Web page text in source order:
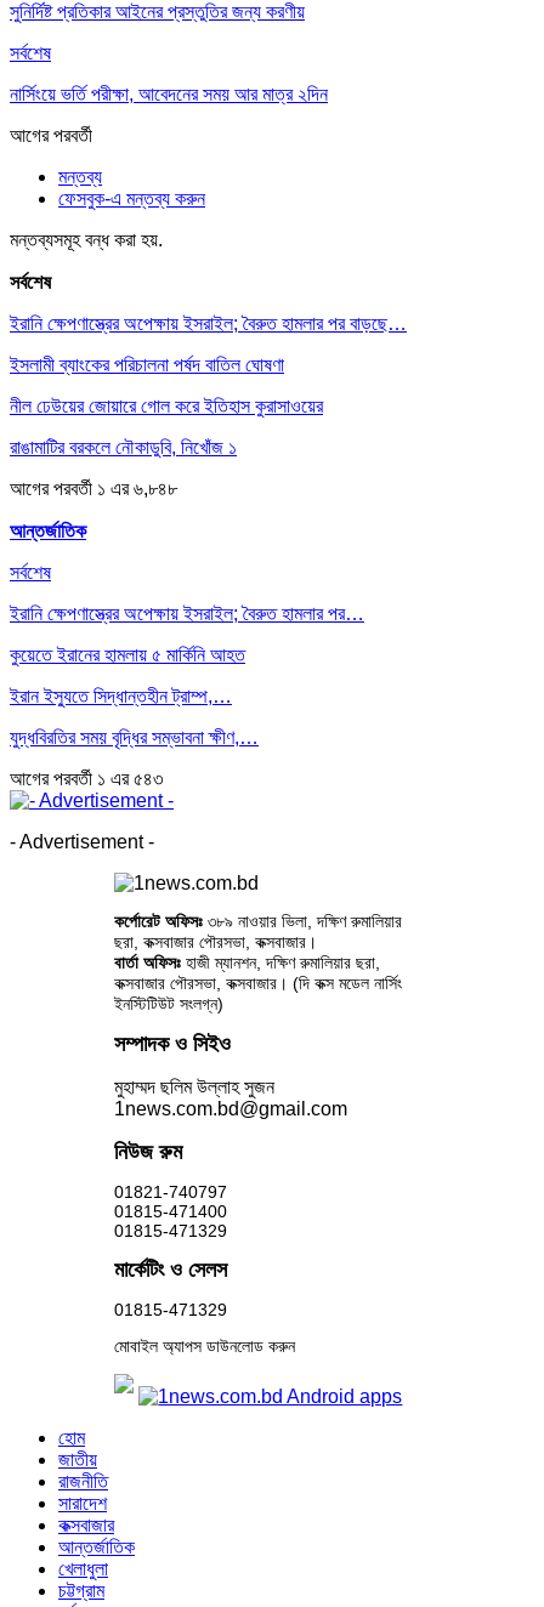
সুনির্দিষ্ট প্রতিকার আইনের প্রস্তুতির জন্য করণীয়
সর্বশেষ
নার্সিংয়ে ভর্তি পরীক্ষা, আবেদনের সময় আর মাত্র ২দিন
আগেরপরবর্তী
মন্তব্য
ফেসবুক-এ মন্তব্য করুন
মন্তব্যসমূহ বন্ধ করা হয়.
সর্বশেষ
ইরানি ক্ষেপণাস্ত্রের অপেক্ষায় ইসরাইল; বৈরুত হামলার পর বাড়ছে…
ইসলামী ব্যাংকের পরিচালনা পর্ষদ বাতিল ঘোষণা
নীল ঢেউয়ের জোয়ারে গোল করে ইতিহাস কুরাসাওয়ের
রাঙামাটির বরকলে নৌকাডুবি, নিখোঁজ ১
আগেরপরবর্তী ১ এর ৬,৮৪৮
আন্তর্জাতিক
সর্বশেষ
ইরানি ক্ষেপণাস্ত্রের অপেক্ষায় ইসরাইল; বৈরুত হামলার পর…
কুয়েতে ইরানের হামলায় ৫ মার্কিনি আহত
ইরান ইস্যুতে সিদ্ধান্তহীন ট্রাম্প,…
যুদ্ধবিরতির সময় বৃদ্ধির সম্ভাবনা ক্ষীণ,…
আগেরপরবর্তী ১ এর ৫৪৩
- Advertisement -
কর্পোরেট অফিসঃ ৩৮৯ নাওয়ার ভিলা, দক্ষিণ রুমালিয়ার
ছরা, কক্সবাজার পৌরসভা, কক্সবাজার।
বার্তা অফিসঃহাজী ম্যানশন, দক্ষিণ রুমালিয়ার ছরা,
কক্সবাজার পৌরসভা, কক্সবাজার। (দি কক্স মডেল নার্সিং
ইনস্টিটিউট সংলগ্ন)
সম্পাদক ও সিইও
মুহাম্মদ ছলিম উল্লাহ সুজন
1news.com.bd@gmail.com
নিউজ রুম
01821-740797
01815-471400
01815-471329
মার্কেটিং ও সেলস
01815-471329
মোবাইল অ্যাপস ডাউনলোড করুন
হোম
জাতীয়
রাজনীতি
সারাদেশ
কক্সবাজার
আন্তর্জাতিক
খেলাধুলা
চট্টগ্রাম